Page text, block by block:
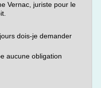
Vernac, juriste pour le
dois-je demander
aucune obligation